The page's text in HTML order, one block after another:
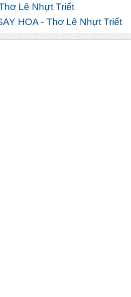
Lê Nhựt Triết
HOA - Thơ Lê Nhựt Triết